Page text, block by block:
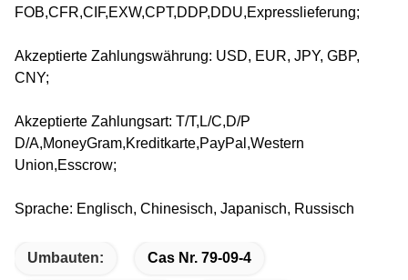
FOB,CFR,CIF,EXW,CPT,DDP,DDU,Expresslieferung;
Akzeptierte Zahlungswährung: USD, EUR, JPY, GBP,
CNY;
Akzeptierte Zahlungsart: T/T,L/C,D/P
D/A,MoneyGram,Kreditkarte,PayPal,Western
Union,Esscrow;
Sprache: Englisch, Chinesisch, Japanisch, Russisch
Umbauten: Cas Nr. 79-09-4